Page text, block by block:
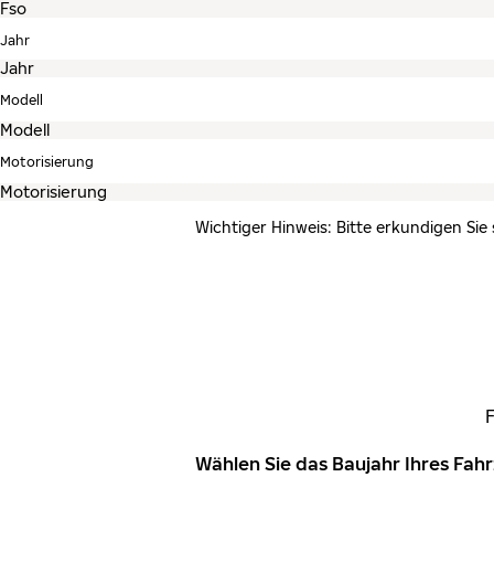
Jahr
Modell
Motorisierung
Wichtiger Hinweis: Bitte erkundigen
Wählen Sie das Baujahr Ihres